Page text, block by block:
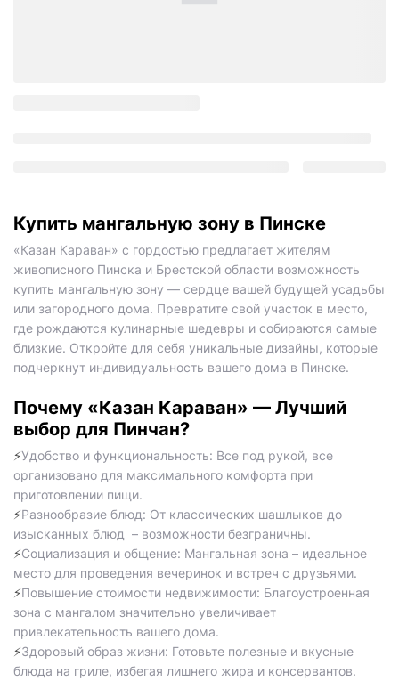
Купить мангальную зону в Пинске
«Казан Караван» с гордостью предлагает жителям
живописного Пинска и Брестской области возможность
купить мангальную зону — сердце вашей будущей усадьбы
или загородного дома. Превратите свой участок в место,
где рождаются кулинарные шедевры и собираются самые
близкие. Откройте для себя уникальные дизайны, которые
подчеркнут индивидуальность вашего дома в Пинске.
Почему «Казан Караван» — Лучший
выбор для Пинчан?
⚡️Удобство и функциональность: Все под рукой, все
организовано для максимального комфорта при
приготовлении пищи.
⚡️Разнообразие блюд: От классических шашлыков до
изысканных блюд – возможности безграничны.
⚡️Социализация и общение: Мангальная зона – идеальное
место для проведения вечеринок и встреч с друзьями.
⚡️Повышение стоимости недвижимости: Благоустроенная
зона с мангалом значительно увеличивает
привлекательность вашего дома.
⚡️Здоровый образ жизни: Готовьте полезные и вкусные
блюда на гриле, избегая лишнего жира и консервантов.